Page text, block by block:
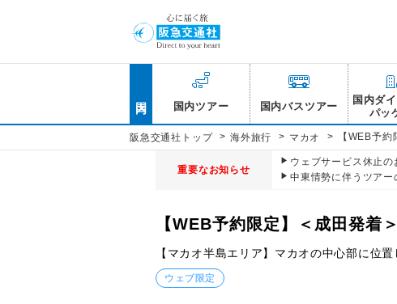
国内ツアー 国内バスツアー
国内ダ
パッ
阪急交通社トップ > 海外旅行 > マカオ > 【WEB予
重要なお知らせ
ウェブサービス休止
中東情勢に伴うツアー
【WEB予約限定】＜成田発着
【マカオ半島エリア】マカオの中心部に位
ウェブ限定